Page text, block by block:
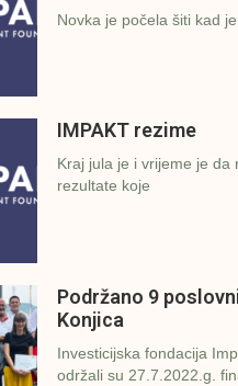
Novka je počela šiti kad
IMPAKT rezime
Kraj jula je i vrijeme je da
rezultate koje
Podržano 9
Konjica
Investicijska fondacija
održali su 27.7.2022.g.